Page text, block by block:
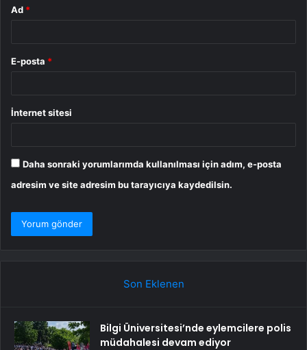
Ad *
E-posta *
İnternet sitesi
Daha sonraki yorumlarımda kullanılması için adım, e-posta
adresim ve site adresim bu tarayıcıya kaydedilsin.
Son Eklenen
Bilgi Üniversitesi’nde eylemcilere polis
müdahalesi devam ediyor